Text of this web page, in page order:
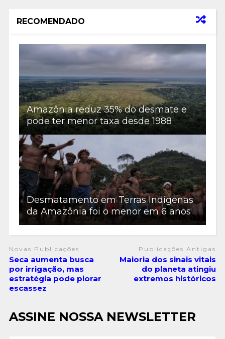
RECOMENDADO
Amazônia reduz 35% do desmate e
pode ter menor taxa desde 1988
Desmatamento em Terras Indígenas
da Amazônia foi o menor em 6 anos
Novas Publicações
Seca aumenta busca
por irrigação, mas
estratégia pode piorar
escassez
Publicações Antigas
Maioria dos sinais vitais
do planeta atingiu
extremos históricos
ASSINE NOSSA NEWSLETTER